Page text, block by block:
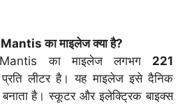
का माइलेज क्या है?
का माइलेज लगभग 221
प्रति लीटर है। यह माइलेज इसे दैनिक
है। स्कूटर और इलेक्ट्रिक बाइक्स